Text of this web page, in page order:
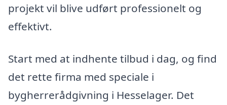
projekt vil blive udført professionelt og
effektivt.
Start med at indhente tilbud i dag, og find
det rette firma med speciale i
bygherrerådgivning i Hesselager. Det